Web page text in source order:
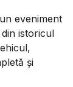
eveniment
istoricul
și